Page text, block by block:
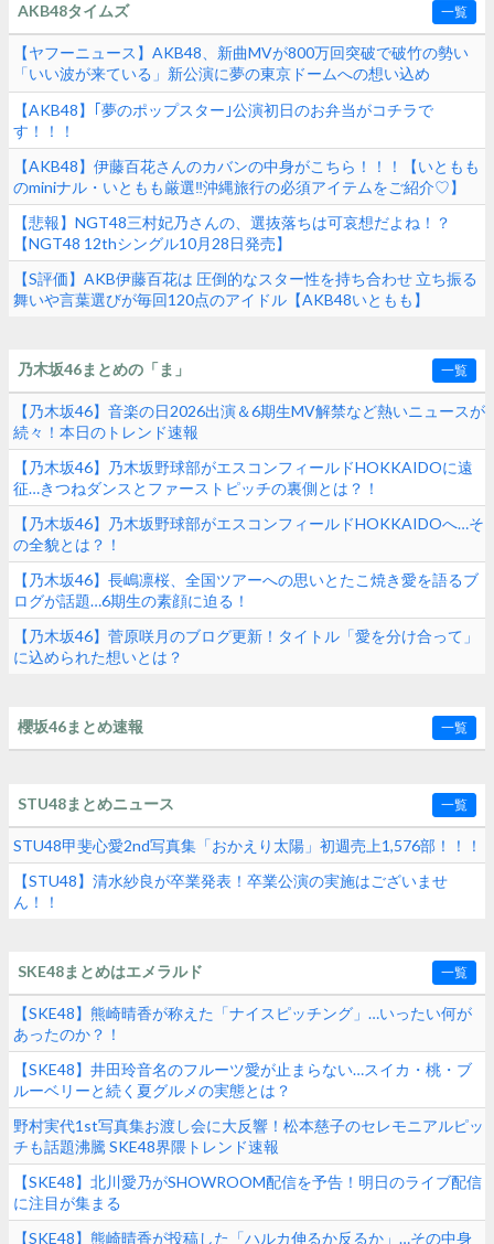
AKB48タイムズ 一覧
【ヤフーニュース】AKB48、新曲MVが800万回突破で破竹の勢い
「いい波が来ている」新公演に夢の東京ドームへの想い込め
る！！！
【AKB48】｢夢のポップスター｣公演初日のお弁当がコチラで
す！！！
【AKB48】伊藤百花さんのカバンの中身がこちら！！！【いともも
のminiナル・いともも厳選‼︎沖縄旅行の必須アイテムをご紹介♡】
【悲報】NGT48三村妃乃さんの、選抜落ちは可哀想だよね！？
【NGT48 12thシングル10月28日発売】
【S評価】AKB伊藤百花は 圧倒的なスター性を持ち合わせ 立ち振る
舞いや言葉選びが毎回120点のアイドル【AKB48いともも】
乃木坂46まとめの「ま」 一覧
【乃木坂46】音楽の日2026出演＆6期生MV解禁など熱いニュースが
続々！本日のトレンド速報
【乃木坂46】乃木坂野球部がエスコンフィールドHOKKAIDOに遠
征…きつねダンスとファーストピッチの裏側とは？！
【乃木坂46】乃木坂野球部がエスコンフィールドHOKKAIDOへ…そ
の全貌とは？！
【乃木坂46】長嶋凛桜、全国ツアーへの思いとたこ焼き愛を語るブ
ログが話題…6期生の素顔に迫る！
【乃木坂46】菅原咲月のブログ更新！タイトル「愛を分け合って」
に込められた想いとは？
櫻坂46まとめ速報 一覧
STU48まとめニュース 一覧
STU48甲斐心愛2nd写真集「おかえり太陽」初週売上1,576部！！！
【STU48】清水紗良が卒業発表！卒業公演の実施はございませ
ん！！
SKE48まとめはエメラルド 一覧
【SKE48】熊崎晴香が称えた「ナイスピッチング」…いったい何が
あったのか？！
【SKE48】井田玲音名のフルーツ愛が止まらない…スイカ・桃・ブ
ルーベリーと続く夏グルメの実態とは？
野村実代1st写真集お渡し会に大反響！松本慈子のセレモニアルピッ
チも話題沸騰 SKE48界隈トレンド速報
【SKE48】北川愛乃がSHOWROOM配信を予告！明日のライブ配信
に注目が集まる
【SKE48】熊崎晴香が投稿した「ハルカ伸るか反るか」…その中身